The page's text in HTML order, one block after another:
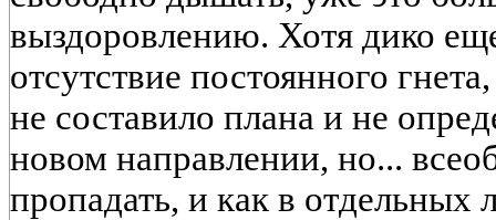
выздоровлению. Хотя дико
отсутствие постоянного
не составило плана и не
новом направлении, но...
пропадать, и как в отдельных